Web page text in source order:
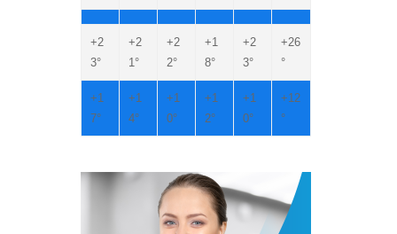
+2
3°
+2
1°
+2
2°
+1
8°
+2
3°
+26
°
+1
7°
+1
4°
+1
0°
+1
2°
+1
0°
+12
°